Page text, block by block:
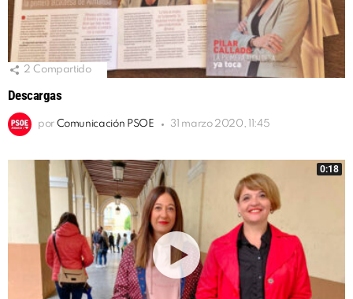
2 Compartido
Descargas
por Comunicación PSOE 31 marzo 2020, 11:45
0:18